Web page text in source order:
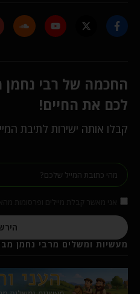
החכמה של רבי
לכם את החיים!
קבלו אותה ישירות לתיבת
מעשיות ומשלים מרבי נחמן